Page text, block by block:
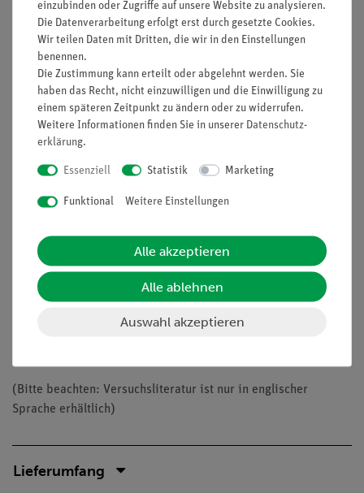
Die Hall-Spannung UH wird in Abhängigkeit von der
Temperatur bei konstanter magnetischer Induktion B
gemessen und die Werte werden in einem Diagramm
dargestellt.
Lernziele
Halbleiter
Band Theorie
Verbotene Zone
Äußere Leitfähigkeit
Leitungsband
Lorentz-Kraft
Magnetischer Widerstand
Mobilität
(Bitte beachten: Versuchsliteratur ist nur in englischer
Sprache erhältlich)
Lieferumfang
einzubinden oder Zugriffe auf unsere Website zu analysieren.
Die Datenverarbeitung erfolgt erst durch gesetzte Cookies.
Wir teilen Daten mit Dritten, die wir in den Einstellungen
benennen.
Die Zustimmung kann erteilt oder abgelehnt werden. Sie
haben das Recht, nicht einzuwilligen und die Einwilligung zu
einem späteren Zeitpunkt zu ändern oder zu widerrufen.
Weitere Informationen finden Sie in unserer Daten­schutz­
erklärung.
Essenziell Statistik Marketing
Funktional Weitere Einstellungen
Alle akzeptieren
Alle ablehnen
Auswahl akzeptieren